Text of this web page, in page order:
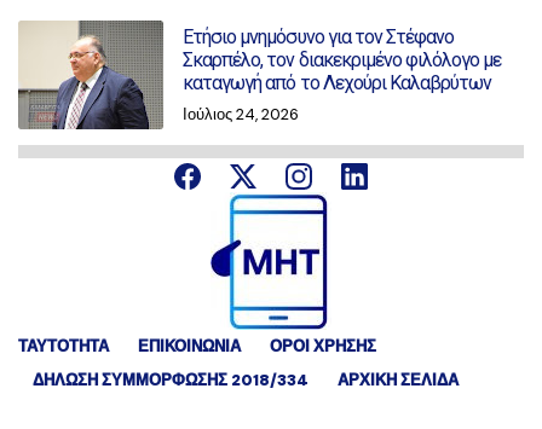
Ετήσιο μνημόσυνο για τον Στέφανο
Σκαρπέλο, τον διακεκριμένο φιλόλογο με
καταγωγή από το Λεχούρι Καλαβρύτων
Ιούλιος 24, 2026
ΤΑΥΤΟΤΗΤΑ ΕΠΙΚΟΙΝΩΝΙΑ
ΟΡΟΙ ΧΡΗΣΗΣ
ΔΉΛΩΣΗ ΣΥΜΜΌΡΦΩΣΗΣ 2018/334
ΑΡΧΙΚΗ ΣΕΛΙΔΑ